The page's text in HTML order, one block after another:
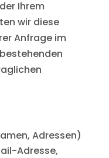
Ihrem
wir diese
Anfrage im
Adressen)
Adresse,